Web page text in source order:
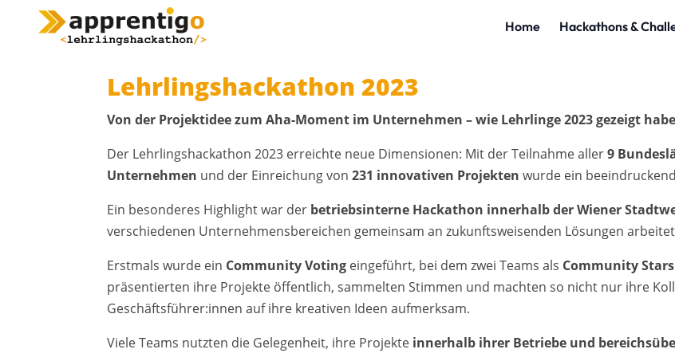
Lehrlingshackathon 2023
Von der Projektidee zum Aha-Moment im Unternehmen – wie Lehrlinge 2023 gezeigt
Der Lehrlingshackathon 2023 erreichte neue Dimensionen: Mit der Teilnahme aller9
Unternehmen und der Einreichung von231 innovativen Projekten wurde ein
Ein besonderes Highlight war der betriebsinterne Hackathon innerhalb der Wiener
verschiedenen Unternehmensbereichen gemeinsam an zukunftsweisenden Lösungen
Erstmals wurde ein Community Voting eingeführt, bei dem zwei Teams als Community Stars
präsentierten ihre Projekte öffentlich, sammelten Stimmen und machten so nicht nur ihre
Geschäftsführer:innen auf ihre kreativen Ideen aufmerksam.​
Viele Teams nutzten die Gelegenheit, ihre Projekte innerhalb ihrer Betriebe und